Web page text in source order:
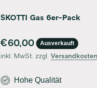
SKOTTI Gas 6er-Pack
Angebot
€60,00 Ausverkauft
inkl. MwSt. zzgl. Versandkosten
Hohe Qualität